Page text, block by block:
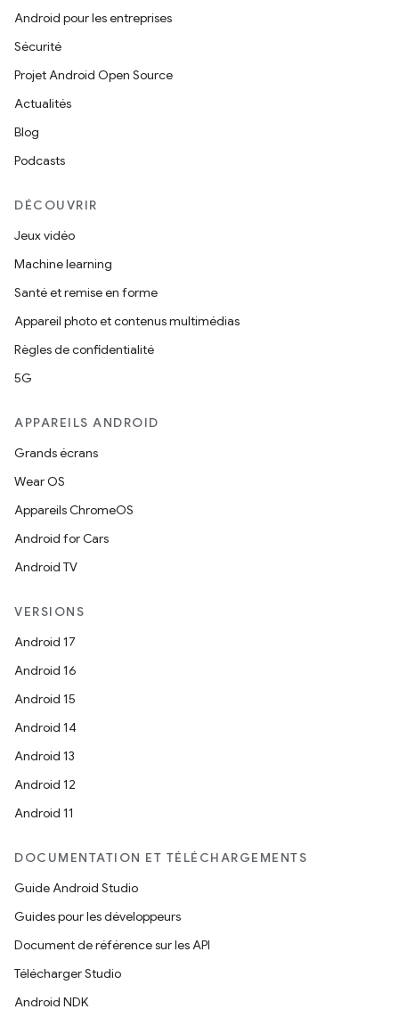
Android pour les entreprises
Sécurité
Projet Android Open Source
Actualités
Blog
Podcasts
DÉCOUVRIR
Jeux vidéo
Machine learning
Santé et remise en forme
Appareil photo et contenus multimédias
Règles de confidentialité
5G
APPAREILS ANDROID
Grands écrans
Wear OS
Appareils ChromeOS
Android for Cars
Android TV
VERSIONS
Android 17
Android 16
Android 15
Android 14
Android 13
Android 12
Android 11
DOCUMENTATION ET TÉLÉCHARGEMENTS
Guide Android Studio
Guides pour les développeurs
Document de référence sur les API
Télécharger Studio
Android NDK